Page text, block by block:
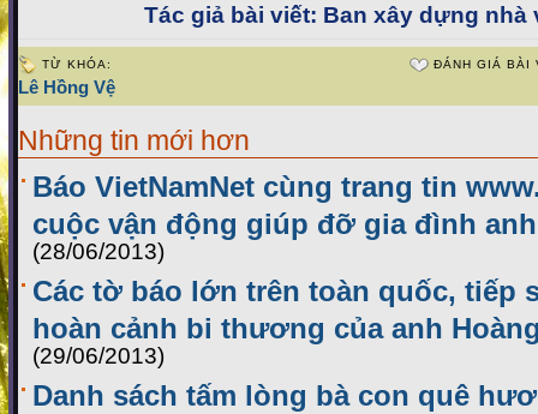
Tác giả bài viết: Ban xây dựng nhà
TỪ KHÓA:
Lê Hồng Vệ
ĐÁNH GIÁ BÀI
Những tin mới hơn
Báo VietNamNet cùng trang tin
cuộc vận động giúp đỡ gia đình
(28/06/2013)
Các tờ báo lớn trên toàn quốc, tiếp
hoàn cảnh bi thương của anh
(29/06/2013)
Danh sách tấm lòng bà con quê